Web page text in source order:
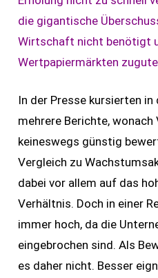
die gigantische
Wirtschaft nicht benötigt
Wertpapiermärkten
In der Presse kursierten
mehrere Berichte,
keineswegs günstig
Vergleich zu
dabei vor allem auf das
Verhältnis. Doch in einer
immer hoch, da die
eingebrochen sind. Als
es daher nicht. Besser